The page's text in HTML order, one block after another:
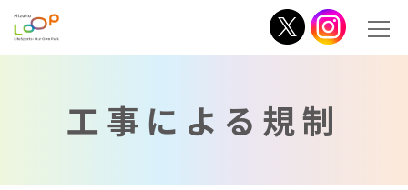
工事による規制